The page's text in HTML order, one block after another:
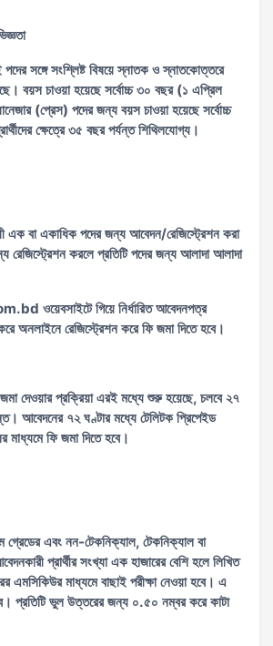
পদের সঙ্গে সংশ্লিষ্ট বিষয়ে স্নাতক ও স্নাতকোত্তরে
বয়স চাওয়া হয়েছে সর্বোচ্চ ৩০ বছর (১ এপ্রিল
(প্রেস) পদের জন্য বয়স চাওয়া হয়েছে সর্বোচ্চ
ক্ষেত্রে ৩৫ বছর পর্যন্ত শিথিলযোগ্য।
এক বা একাধিক পদের জন্য আবেদন/রেজিস্ট্রেশন করা
রেজিস্ট্রেশন করলে প্রতিটি পদের জন্য আলাদা আলাদা
গিয়ে নির্ধারিত আবেদনপত্র
অনলাইনে রেজিস্ট্রেশন করে ফি জমা দিতে হবে।
দেওয়ার প্রক্রিয়া এরই মধ্যে শুরু হয়েছে, চলবে ২৭
আবেদনের ৭২ ঘণ্টার মধ্যে টেলিটক প্রিপেইড
ফি জমা দিতে হবে।
এবং নন-টেকনিক্যাল, টেকনিক্যাল বা
প্রার্থীর সংখ্যা এক হাজারের বেশি হলে লিখিত
এমসিকিউর মাধ্যমে বাছাই পরীক্ষা নেওয়া হবে। এ
প্রতিটি ভুল উত্তরের জন্য ০.৫০ নম্বর করে কাটা